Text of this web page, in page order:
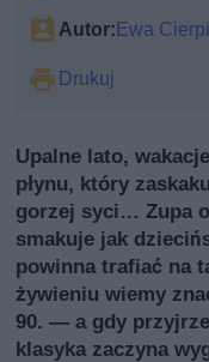
Autor:Ewa
Drukuj
Upalne lato,
płynu, który
gorzej syci… Zupa
smakuje jak
powinna trafiać na
żywieniu wiemy
90. — a gdy
klasyka zaczyna